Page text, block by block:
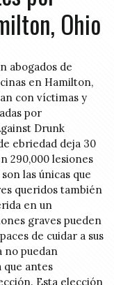
Ohio
abogados de
en Hamilton,
con víctimas y
por
Drunk
ebriedad deja 30
290,000 lesiones
las únicas que
queridos también
en un
graves pueden
de cuidar a sus
no puedan
que antes
Esta elección